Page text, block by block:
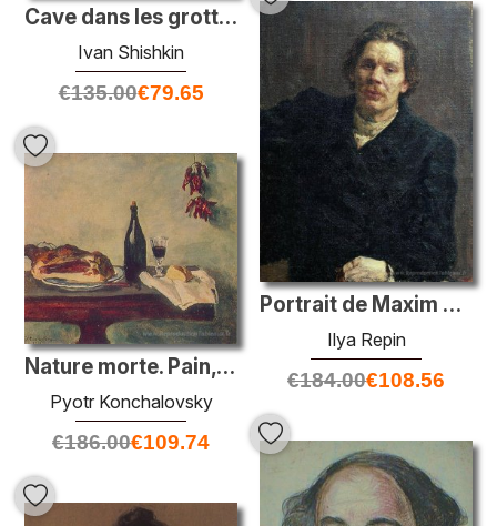
Cave dans les grottes et les volcans
Ivan Shishkin
€135.00€79.65
Portrait de Maxim Gorky
Ilya Repin
€184.00€108.56
Nature morte. Pain, jambon et vin.
Pyotr Konchalovsky
€186.00€109.74